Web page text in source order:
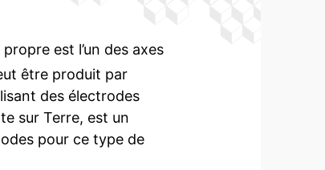
est l’un des axes
être produit par
des électrodes
sur Terre, est un
pour ce type de